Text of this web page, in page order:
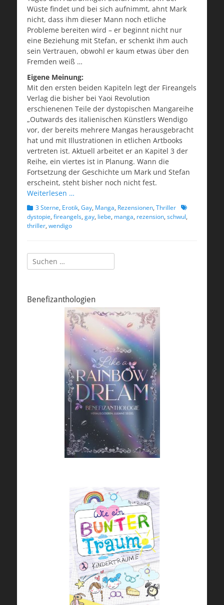
Wüste findet und bei sich aufnimmt, ahnt Mark
nicht, dass ihm dieser Mann noch etliche
Probleme bereiten wird – er beginnt nicht nur
eine Beziehung mit Stefan, er schenkt ihm auch
sein Vertrauen, obwohl er kaum etwas über den
Fremden weiß …
Eigene Meinung:
Mit den ersten beiden Kapiteln legt der Fireangels
Verlag die bisher bei Yaoi Revolution
erschienenen Teile der dystopischen Mangareihe
„Outwards des italienischen Künstlers Wendigo
vor, der bereits mehrere Mangas herausgebracht
hat und mit Illustrationen in etlichen Artbooks
vertreten ist. Aktuell arbeitet er an Kapitel 3 der
Reihe, ein viertes ist in Planung. Wann die
Fortsetzung der Geschichte um Mark und Stefan
erscheint, steht bisher noch nicht fest.
Weiterlesen …
Kategorien
3 Sterne, Erotik, Gay, Manga, Rezensionen, Thriller Schlagworte
dystopie, fireangels, gay, liebe, manga, rezension, schwul,
thriller, wendigo
Suchen
nach:
Benefizanthologien